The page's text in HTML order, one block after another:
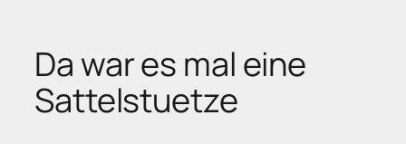
Da war es mal eine
Sattelstuetze